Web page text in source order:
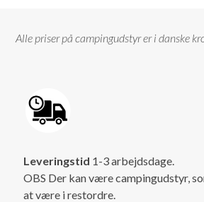
Alle priser på campingudstyr er i danske
Leveringstid 1-3 arbejdsdage.
OBS Der kan være campingudstyr,
at være i restordre.